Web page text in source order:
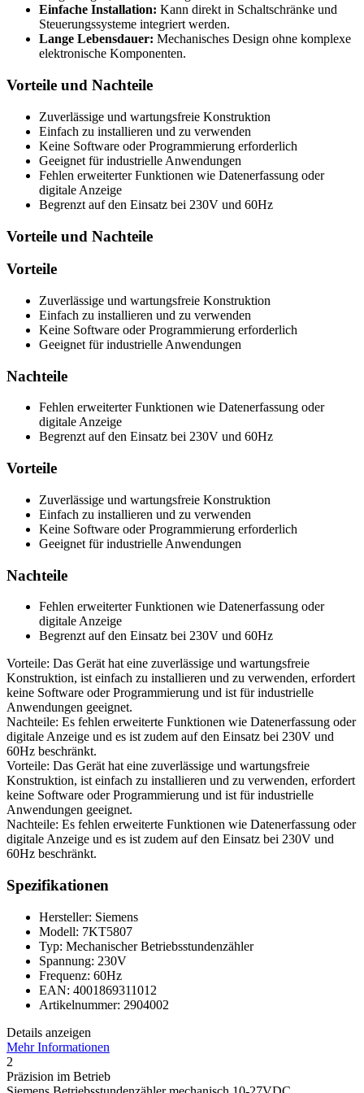
Einfache Installation: Kann direkt in Schaltschränke und
Steuerungssysteme integriert werden.
Lange Lebensdauer: Mechanisches Design ohne komplexe
elektronische Komponenten.
Vorteile und Nachteile
Zuverlässige und wartungsfreie Konstruktion
Einfach zu installieren und zu verwenden
Keine Software oder Programmierung erforderlich
Geeignet für industrielle Anwendungen
Fehlen erweiterter Funktionen wie Datenerfassung oder
digitale Anzeige
Begrenzt auf den Einsatz bei 230V und 60Hz
Vorteile und Nachteile
Vorteile
Zuverlässige und wartungsfreie Konstruktion
Einfach zu installieren und zu verwenden
Keine Software oder Programmierung erforderlich
Geeignet für industrielle Anwendungen
Nachteile
Fehlen erweiterter Funktionen wie Datenerfassung oder
digitale Anzeige
Begrenzt auf den Einsatz bei 230V und 60Hz
Vorteile
Zuverlässige und wartungsfreie Konstruktion
Einfach zu installieren und zu verwenden
Keine Software oder Programmierung erforderlich
Geeignet für industrielle Anwendungen
Nachteile
Fehlen erweiterter Funktionen wie Datenerfassung oder
digitale Anzeige
Begrenzt auf den Einsatz bei 230V und 60Hz
Vorteile: Das Gerät hat eine zuverlässige und wartungsfreie
Konstruktion, ist einfach zu installieren und zu verwenden, erfordert
keine Software oder Programmierung und ist für industrielle
Anwendungen geeignet.
Nachteile: Es fehlen erweiterte Funktionen wie Datenerfassung oder
digitale Anzeige und es ist zudem auf den Einsatz bei 230V und
60Hz beschränkt.
Vorteile: Das Gerät hat eine zuverlässige und wartungsfreie
Konstruktion, ist einfach zu installieren und zu verwenden, erfordert
keine Software oder Programmierung und ist für industrielle
Anwendungen geeignet.
Nachteile: Es fehlen erweiterte Funktionen wie Datenerfassung oder
digitale Anzeige und es ist zudem auf den Einsatz bei 230V und
60Hz beschränkt.
Spezifikationen
Hersteller: Siemens
Modell: 7KT5807
Typ: Mechanischer Betriebsstundenzähler
Spannung: 230V
Frequenz: 60Hz
EAN: 4001869311012
Artikelnummer: 2904002
Details anzeigen
Mehr Informationen
2
Präzision im Betrieb